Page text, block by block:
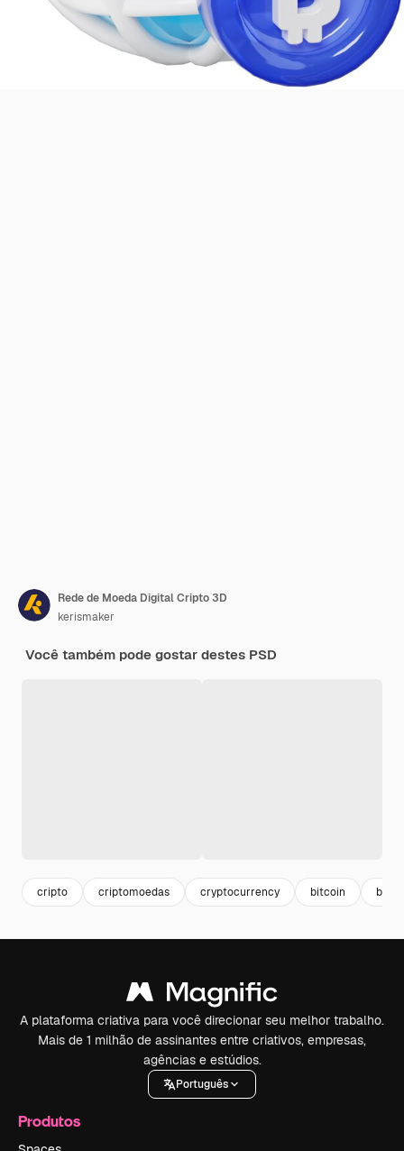
Rede de Moeda Digital Cripto 3D
kerismaker
Você também pode gostar destes PSD
cripto criptomoedas cryptocurrency bitcoin
A plataforma criativa para você direcionar seu melhor trabalho.
Mais de 1 milhão de assinantes entre criativos, empresas,
agências e estúdios.
Português
Produtos